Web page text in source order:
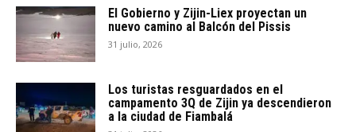
El Gobierno y Zijin-Liex proyectan un
nuevo camino al Balcón del Pissis
31 julio, 2026
Los turistas resguardados en el
campamento 3Q de Zijin ya descendieron
a la ciudad de Fiambalá